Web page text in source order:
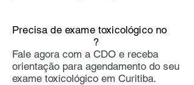
Precisa de exame toxicológico no
?
Fale agora com a CDO e receba
orientação para agendamento do seu
exame toxicológico em Curitiba.